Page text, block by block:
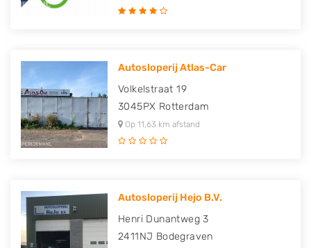
Autosloperij Atlas-Car
Volkelstraat 19
3045PX Rotterdam
Op 11,63 km afstand
Autosloperij Hejo B.V.
Henri Dunantweg 3
2411NJ Bodegraven